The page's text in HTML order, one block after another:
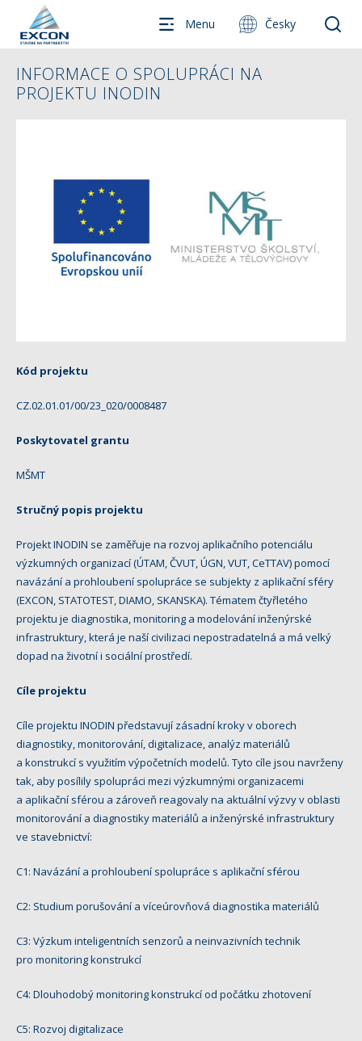
Menu Česky
INFORMACE O SPOLUPRÁCI NA
PROJEKTU INODIN
Kód projektu
CZ.02.01.01/00/23_020/0008487
Poskytovatel grantu
MŠMT
Stručný popis projektu
Projekt INODIN se zaměřuje na rozvoj aplikačního potenciálu
výzkumných organizací (ÚTAM, ČVUT, ÚGN, VUT, CeTTAV) pomocí
navázání a prohloubení spolupráce se subjekty z aplikační sféry
(EXCON, STATOTEST, DIAMO, SKANSKA). Tématem čtyřletého
projektu je diagnostika, monitoring a modelování inženýrské
infrastruktury, která je naší civilizaci nepostradatelná a má velký
dopad na životní i sociální prostředí.
Cíle projektu
Cíle projektu INODIN představují zásadní kroky v oborech
diagnostiky, monitorování, digitalizace, analýz materiálů
a konstrukcí s využitím výpočetních modelů. Tyto cíle jsou navrženy
tak, aby posílily spolupráci mezi výzkumnými organizacemi
a aplikační sférou a zároveň reagovaly na aktuální výzvy v oblasti
monitorování a diagnostiky materiálů a inženýrské infrastruktury
ve stavebnictví:
C1: Navázání a prohloubení spolupráce s aplikační sférou
C2: Studium porušování a víceúrovňová diagnostika materiálů
C3: Výzkum inteligentních senzorů a neinvazivních technik
pro monitoring konstrukcí
C4: Dlouhodobý monitoring konstrukcí od počátku zhotovení
C5: Rozvoj digitalizace